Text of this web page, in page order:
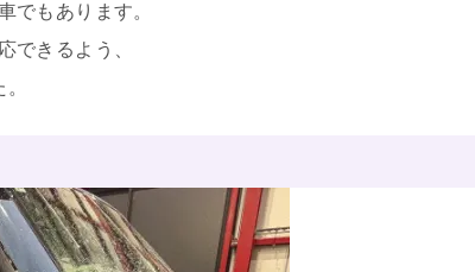
でもあります。
できるよう、